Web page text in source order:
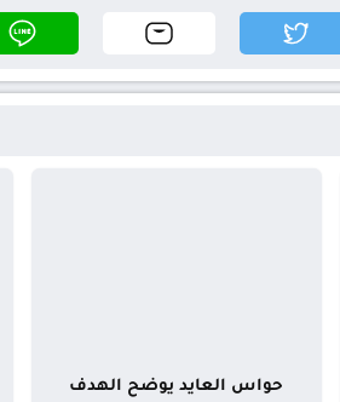
حواس العايد يوضح الهدف